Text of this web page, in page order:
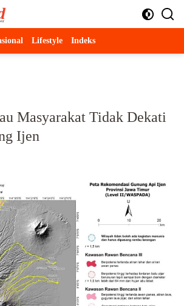
Lifestyle Indeks
Masyarakat Tidak Dekati
Ijen